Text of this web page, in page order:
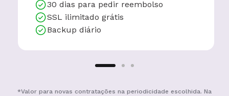
30 dias para pedir reembolso
SSL ilimitado grátis
Backup diário
*Valor para novas contratações na periodicidade escolhida. Na